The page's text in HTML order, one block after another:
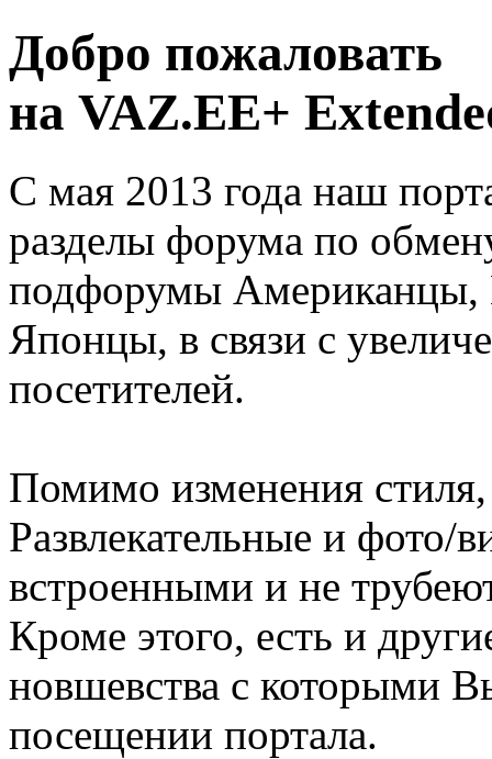
Добро пожаловать
на VAZ.EE+
С мая 2013 года наш
разделы форума по
подфорумы
Японцы, в связи с
посетителей.
Помимо изменения
Развлекательные и фото/
встроенными и не
Кроме этого, есть и
новшевства с которыми
посещении портала.